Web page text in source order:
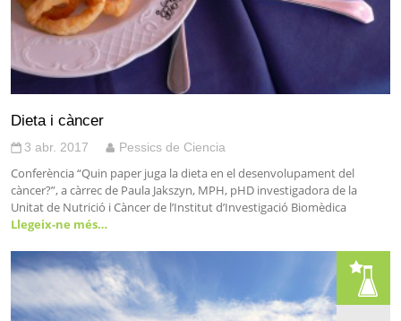
Dieta i càncer
3 abr. 2017 Pessics de Ciencia
Conferència “Quin paper juga la dieta en el desenvolupament del
càncer?”, a càrrec de Paula Jakszyn, MPH, pHD investigadora de la
Unitat de Nutrició i Càncer de l’Institut d’Investigació Biomèdica
Llegeix-ne més…